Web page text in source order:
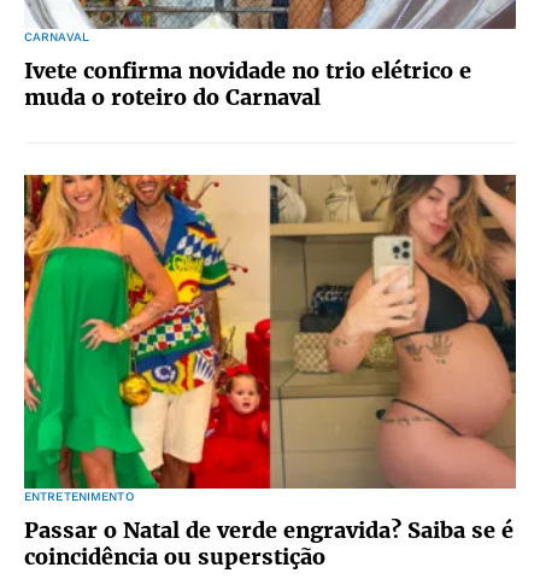
CARNAVAL
Ivete confirma novidade no trio elétrico e
muda o roteiro do Carnaval
ENTRETENIMENTO
Passar o Natal de verde engravida? Saiba se é
coincidência ou superstição